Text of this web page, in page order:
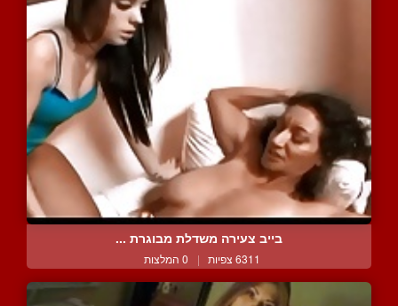
בייב צעירה משדלת מבוגרת ...
6311 צפיות | 0 המלצות